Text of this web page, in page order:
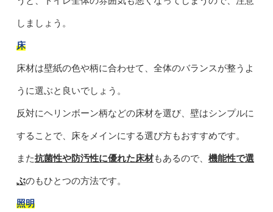
しましょう。
床
床材は壁紙の色や柄に合わせて、全体のバランスが整うよ
うに選ぶと良いでしょう。
反対にヘリンボーン柄などの床材を選び、壁はシンプルに
することで、床をメインにする選び方もおすすめです。
また抗菌性や防汚性に優れた床材もあるので、 機能性で選
ぶのもひとつの方法です。
照明